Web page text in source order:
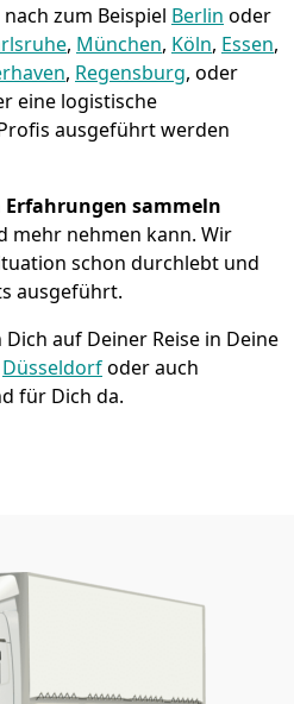
zum Beispiel Berlin oder
, München, Köln, Essen,
, Regensburg, oder
eine logistische
ausgeführt werden
Erfahrungen sammeln
mehr nehmen kann. Wir
schon durchlebt und
ausgeführt.
auf Deiner Reise in Deine
Düsseldorfoder auch
für Dich da.